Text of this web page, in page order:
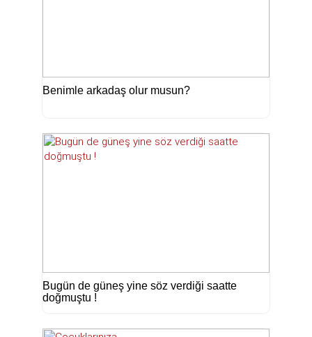
Benimle arkadaş olur musun?
Bugün de güneş yine söz verdiği saatte
doğmuştu !